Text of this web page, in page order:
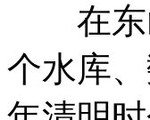
在东山
个水库